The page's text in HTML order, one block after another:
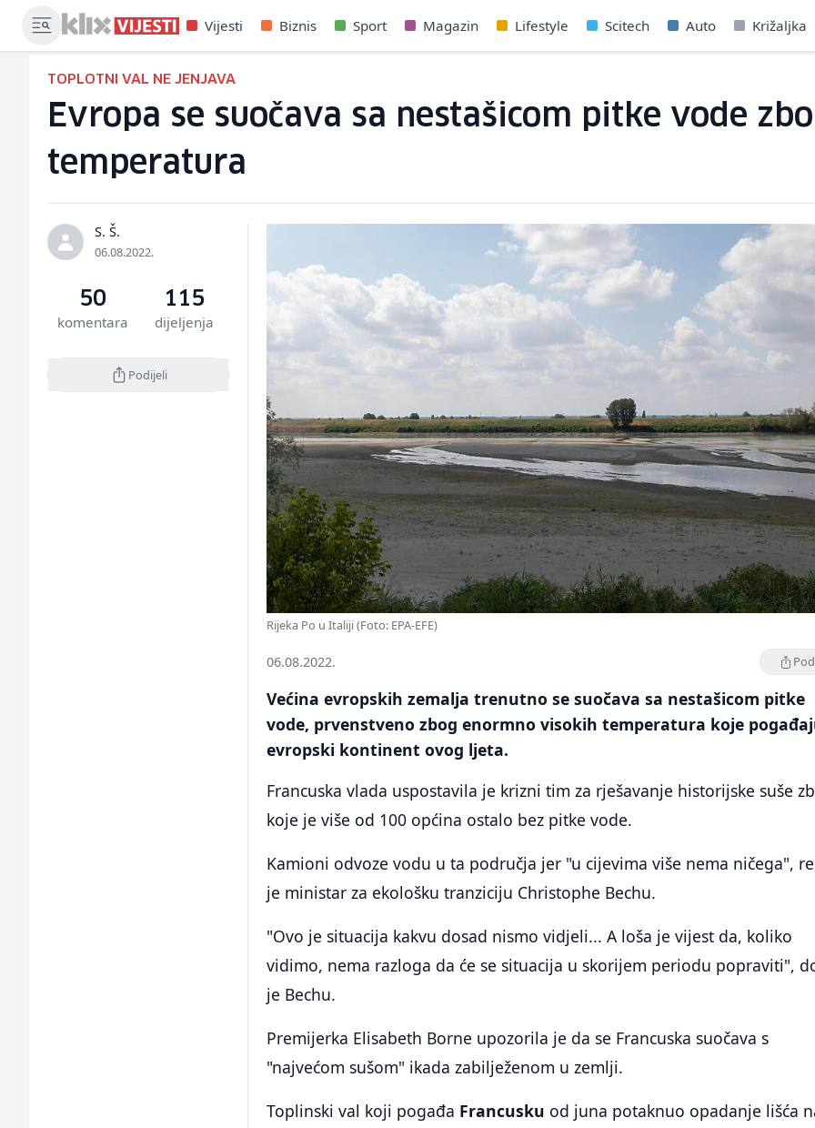
Vijesti Biznis Sport Magazin Lifestyle Scitech Auto Križaljka
TOPLOTNI VAL NE JENJAVA
Evropa se suočava sa nestašicom pitke vode
temperatura
S. Š.
06.08.2022.
50
komentara
115
dijeljenja
Podijeli
Rijeka Po u Italiji (Foto: EPA-EFE)
06.08.2022.
Većina evropskih zemalja trenutno se suočava sa nestašicom pitke
vode, prvenstveno zbog enormno visokih temperatura koje
evropski kontinent ovog ljeta.
Francuska vlada uspostavila je krizni tim za rješavanje historijske suše
koje je više od 100 općina ostalo bez pitke vode.
Kamioni odvoze vodu u ta područja jer "u cijevima više nema ničega",
je ministar za ekološku tranziciju Christophe Bechu.
"Ovo je situacija kakvu dosad nismo vidjeli... A loša je vijest da, koliko
vidimo, nema razloga da će se situacija u skorijem periodu popraviti",
je Bechu.
Premijerka Elisabeth Borne upozorila je da se Francuska suočava s
"najvećom sušom" ikada zabilježenom u zemlji.
Toplinski val koji pogađa Francusku od juna potaknuo opadanje lišća